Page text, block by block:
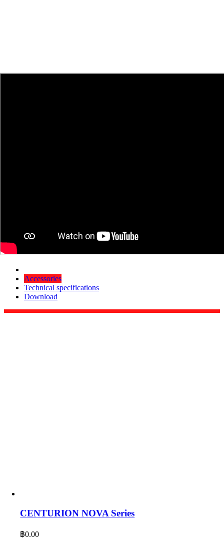
Accessories
Technical specifications
Download
CENTURION NOVA Series
฿0.00